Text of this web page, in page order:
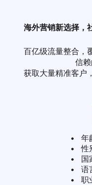
海外营销新选择，
百亿级流量整合，
信
获取大量精准客户
年
性
国
语
职